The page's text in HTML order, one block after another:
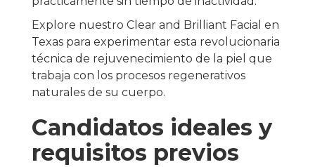
Explore nuestro Clear and Brilliant Facial en
Texas para experimentar esta revolucionaria
técnica de rejuvenecimiento de la piel que
trabaja con los procesos regenerativos
naturales de su cuerpo.
Candidatos ideales y
requisitos previos